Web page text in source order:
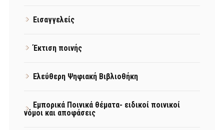
Εισαγγελείς
Έκτιση ποινής
Ελεύθερη Ψηφιακή Βιβλιοθήκη
Εμπορικά Ποινικά θέματα- ειδικοί ποινικοί
νόμοι και αποφάσεις